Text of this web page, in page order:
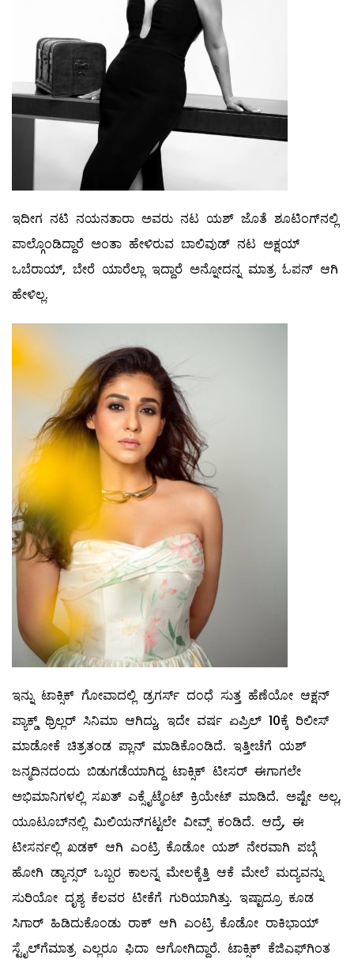
ಇದೀಗ ನಟಿ ನಯನತಾರಾ ಅವರು ನಟ ಯಶ್ ಜೊತೆ ಶೂಟಿಂಗ್​​ನಲ್ಲಿ
ಪಾಲ್ಗೊಂಡಿದ್ದಾರೆ ಅಂತಾ ಹೇಳಿರುವ ಬಾಲಿವುಡ್ ನಟ ಅಕ್ಷಯ್
ಒಬೆರಾಯ್, ಬೇರೆ ಯಾರೆಲ್ಲಾ ಇದ್ದಾರೆ ಅನ್ನೋದನ್ನ ಮಾತ್ರ ಓಪನ್ ಆಗಿ
ಹೇಳಿಲ್ಲ.
ಇನ್ನು ಟಾಕ್ಸಿಕ್ ಗೋವಾದಲ್ಲಿ ಡ್ರಗರ್ಸ್ ದಂಧೆ ಸುತ್ತ ಹೆಣೆಯೋ ಆಕ್ಷನ್
ಪ್ಯಾಕ್ಡ್ ಥ್ರಿಲ್ಲರ್ ಸಿನಿಮಾ ಆಗಿದ್ದು, ಇದೇ ವರ್ಷ ಏಪ್ರಿಲ್ 10ಕ್ಕೆ ರಿಲೀಸ್
ಮಾಡೋಕೆ ಚಿತ್ರತಂಡ ಪ್ಲಾನ್ ಮಾಡಿಕೊಂಡಿದೆ. ಇತ್ತೀಚೆಗೆ ಯಶ್
ಜನ್ಮದಿನದಂದು ಬಿಡುಗಡೆಯಾಗಿದ್ದ ಟಾಕ್ಸಿಕ್ ಟೀಸರ್ ಈಗಾಗಲೇ
ಅಭಿಮಾನಿಗಳಲ್ಲಿ ಸಖತ್ ಎಕ್ಸೈಟ್ಮೆಂಟ್ ಕ್ರಿಯೇಟ್ ಮಾಡಿದೆ. ಅಷ್ಟೇ ಅಲ್ಲ,
ಯೂಟೂಬ್​ನಲ್ಲಿ ಮಿಲಿಯನ್​ಗಟ್ಟಲೇ ವೀವ್ಸ್ ಕಂಡಿದೆ. ಆದ್ರೆ, ಈ
ಟೀಸರ್ನಲ್ಲಿ ಖಡಕ್ ಆಗಿ ಎಂಟ್ರಿ ಕೊಡೋ ಯಶ್ ನೇರವಾಗಿ ಪಬ್ಗೆ
ಹೋಗಿ ಡ್ಯಾನ್ಸರ್ ಒಬ್ಬರ ಕಾಲನ್ನ ಮೇಲಕ್ಕೆತ್ತಿ ಆಕೆ ಮೇಲೆ ಮದ್ಯವನ್ನು
ಸುರಿಯೋ ದೃಶ್ಯ ಕೆಲವರ ಟೀಕೆಗೆ ಗುರಿಯಾಗಿತ್ತು. ಇಷ್ಟಾದ್ರೂ ಕೂಡ
ಸಿಗಾರ್ ಹಿಡಿದುಕೊಂಡು ರಾಕ್ ಆಗಿ ಎಂಟ್ರಿ ಕೊಡೋ ರಾಕಿಭಾಯ್
ಸ್ಟೈಲ್​ಗೆಮಾತ್ರ ಎಲ್ಲರೂ ಫಿದಾ ಆಗೋಗಿದ್ದಾರೆ. ಟಾಕ್ಸಿಕ್ ಕೆಜಿಎಫ್​​ಗಿಂತ